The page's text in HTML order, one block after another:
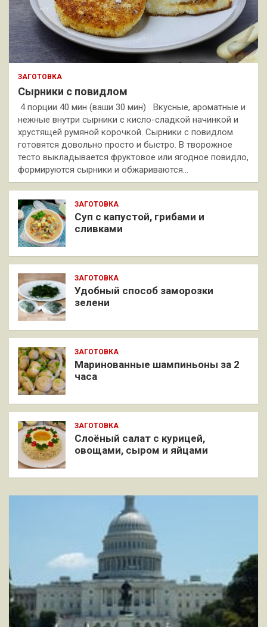
ЗАГОТОВКА
Сырники с повидлом
4 порции 40 мин (ваши 30 мин) Вкусные, ароматные и
нежные внутри сырники с кисло-сладкой начинкой и
хрустящей румяной корочкой. Сырники с повидлом
готовятся довольно просто и быстро. В творожное
тесто выкладывается фруктовое или ягодное повидло,
формируются сырники и обжариваются…
ЗАГОТОВКА
Суп с капустой, грибами и
сливками
ЗАГОТОВКА
Удобный способ заморозки
зелени
ЗАГОТОВКА
Маринованные шампиньоны за 2
часа
ЗАГОТОВКА
Слоёный салат с курицей,
овощами, сыром и яйцами